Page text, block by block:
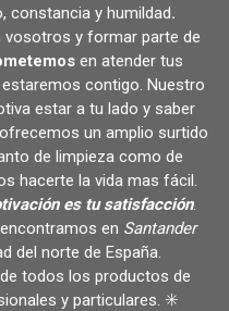
constancia y humildad.
y formar parte de
en atender tus
estaremos contigo. Nuestro
estar a tu lado y saber
un amplio surtido
de limpieza como de
hacerte la vida mas fácil.
es tu satisfacción.
en Santander
del norte de España.
todos los productos de
y particulares. ✳️